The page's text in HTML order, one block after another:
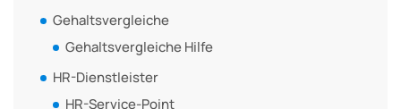
Gehaltsvergleiche
Gehaltsvergleiche Hilfe
HR-Dienstleister
HR-Service-Point